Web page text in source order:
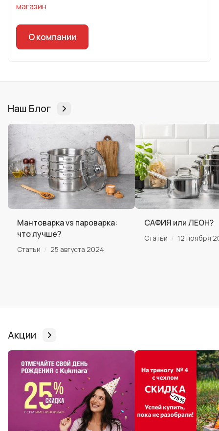
магазин
О компании
Наш Блог
Мантоварка vs пароварка:
что лучше?
Статьи / 25 августа 2024
САФИЯ или ЛЕОН?
Статьи / 12 ноября
Акции